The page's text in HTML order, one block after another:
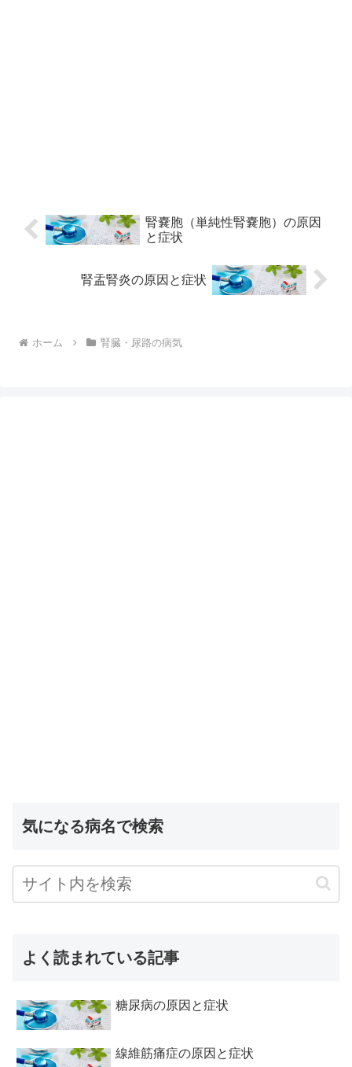
腎嚢胞（単純性腎嚢胞）の原因
と症状
腎盂腎炎の原因と症状
ホーム 腎臓・尿路の病気
気になる病名で検索
よく読まれている記事
糖尿病の原因と症状
線維筋痛症の原因と症状